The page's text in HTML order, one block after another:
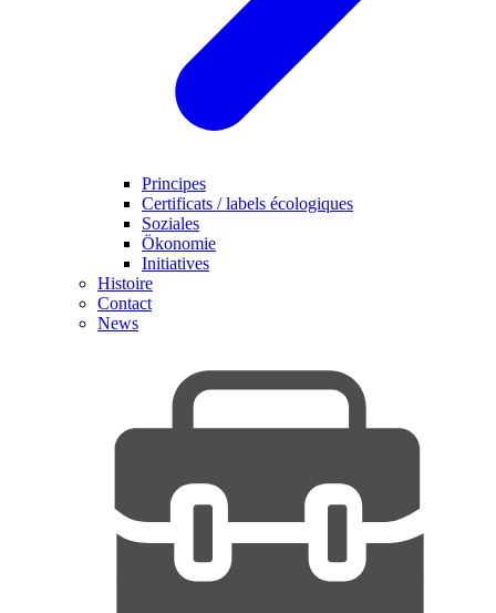
Principes
Certificats / labels écologiques
Soziales
Ökonomie
Initiatives
Histoire
Contact
News